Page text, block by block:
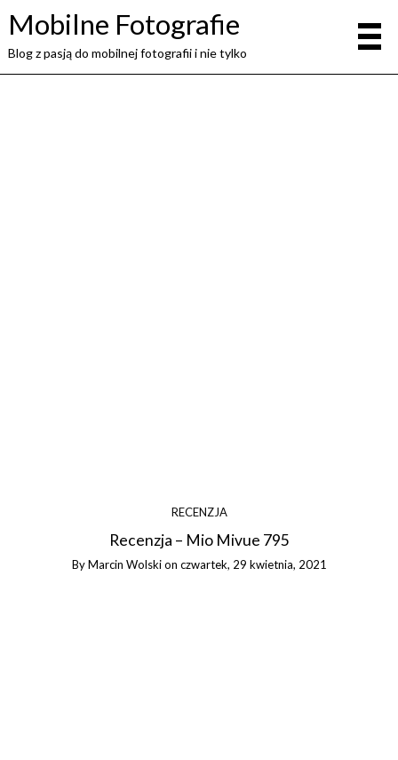
Mobilne Fotografie
Blog z pasją do mobilnej fotografii i nie tylko
RECENZJA
Recenzja – Mio Mivue 795
ByMarcin Wolski on czwartek, 29 kwietnia, 2021